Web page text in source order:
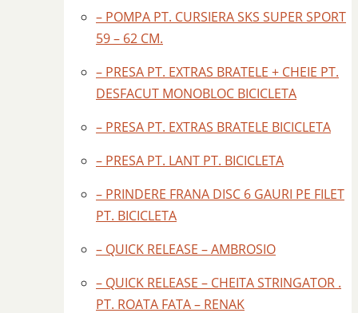
– POMPA PT. CURSIERA SKS SUPER SPORT
59 – 62 CM.
– PRESA PT. EXTRAS BRATELE + CHEIE PT.
DESFACUT MONOBLOC BICICLETA
– PRESA PT. EXTRAS BRATELE BICICLETA
– PRESA PT. LANT PT. BICICLETA
– PRINDERE FRANA DISC 6 GAURI PE FILET
PT. BICICLETA
– QUICK RELEASE – AMBROSIO
– QUICK RELEASE – CHEITA STRINGATOR .
PT. ROATA FATA – RENAK